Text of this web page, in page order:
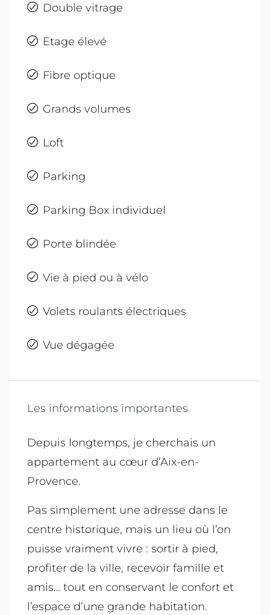
Double vitrage
Etage élevé
Fibre optique
Grands volumes
Loft
Parking
Parking Box individuel
Porte blindée
Vie à pied ou à vélo
Volets roulants électriques
Vue dégagée
Les informations importantes
Depuis longtemps, je cherchais un
appartement au cœur d’Aix-en-
Provence.
Pas simplement une adresse dans le
centre historique, mais un lieu où l’on
puisse vraiment vivre : sortir à pied,
profiter de la ville, recevoir famille et
amis… tout en conservant le confort et
l’espace d’une grande habitation.